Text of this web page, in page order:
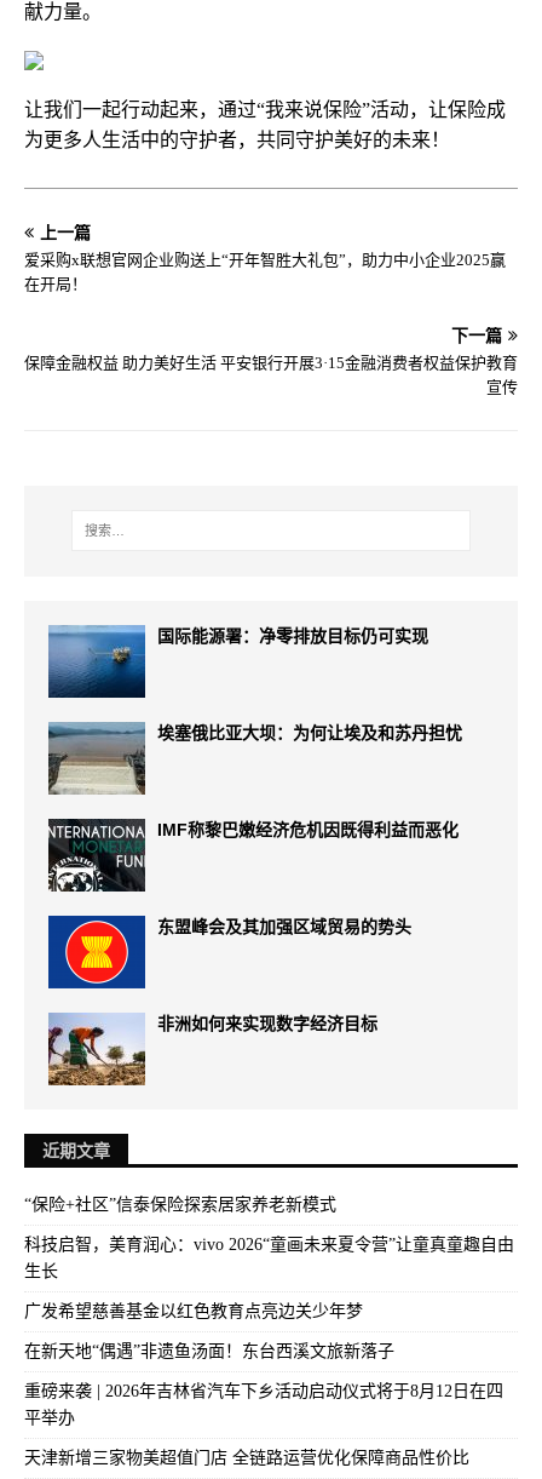
献力量。
让我们一起行动起来，通过“我来说保险”活动，让保险成
为更多人生活中的守护者，共同守护美好的未来！
上一篇
爱采购x联想官网企业购送上“开年智胜大礼包”，助力中小企业2025赢
在开局！
下一篇
​保障金融权益 助力美好生活 平安银行开展3·15金融消费者权益保护教育
宣传
国际能源署：净零排放目标仍可实现
埃塞俄比亚大坝：为何让埃及和苏丹担忧
IMF称黎巴嫩经济危机因既得利益而恶化
东盟峰会及其加强区域贸易的势头
非洲如何来实现数字经济目标
近期文章
“保险+社区”信泰保险探索居家养老新模式
科技启智，美育润心：vivo 2026“童画未来夏令营”让童真童趣自由
生长
广发希望慈善基金以红色教育点亮边关少年梦
在新天地“偶遇”非遗鱼汤面！东台西溪文旅新落子
重磅来袭 | 2026年吉林省汽车下乡活动启动仪式将于8月12日在四
平举办
天津新增三家物美超值门店 全链路运营优化保障商品性价比